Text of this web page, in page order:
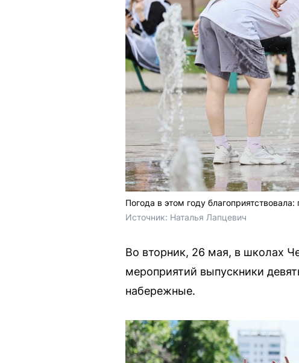
Погода в этом году
Источник: Наталья Лапцевич
Во вторник, 26 мая, в школах
мероприятий выпускники
набережные.